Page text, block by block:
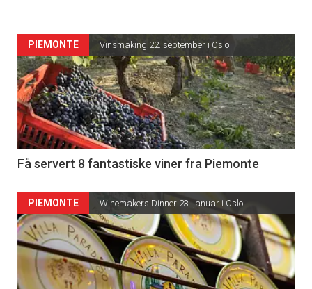
PIEMONTE Vinsmaking 22. september i Oslo
Få servert 8 fantastiske viner fra Piemonte
PIEMONTE Winemakers Dinner 23. januar i Oslo